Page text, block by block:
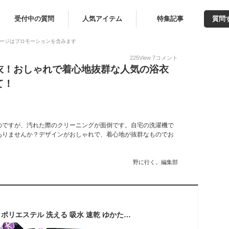
受付中の質問 人気アイテム 特集記事 質問
ジはプロモーションを含みます
225View 7コメント
おしゃれで着心地抜群な人気の浴衣
すが、汚れた際のクリーニングが面倒です。自宅の洗濯機で
ませんか？デザインがおしゃれで、着心地が抜群なものでお
野に行く。編集部
女物 浴衣 レディース ポリエステル 洗える 吸水 速乾 ゆかた単品 仕立て上がり プレタ 女浴衣 夏 かわいい おしゃれ お洒落 オシャレ レトロ モダン ens qq